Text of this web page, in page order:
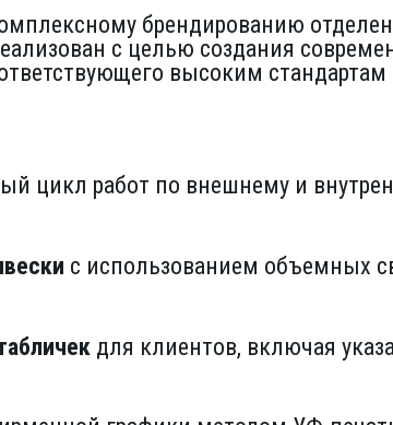
брендированию
с целью создания
высоким
цикл работ по внешнему и
с использованием объемных
для клиентов, включая